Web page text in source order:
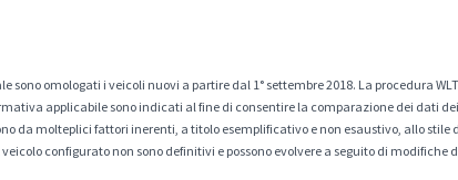
omologati i veicoli nuovi a partire dal 1° settembre 2018. La procedura
applicabile sono indicati al fine di consentire la comparazione dei dati
da molteplici fattori inerenti, a titolo esemplificativo e non esaustivo, allo stile
configurato non sono definitivi e possono evolvere a seguito di modifiche